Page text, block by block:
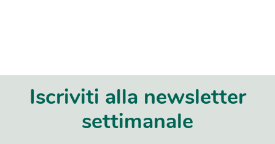
Iscriviti alla newsletter
settimanale